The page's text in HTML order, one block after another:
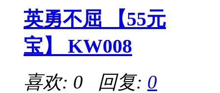
英勇不屈 【55元
宝】 KW008
喜欢: 0 回复: 0